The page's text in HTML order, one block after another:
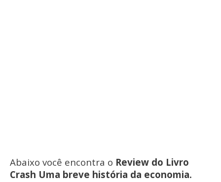
Abaixo você encontra o Review do Livro
Crash Uma breve história da economia.